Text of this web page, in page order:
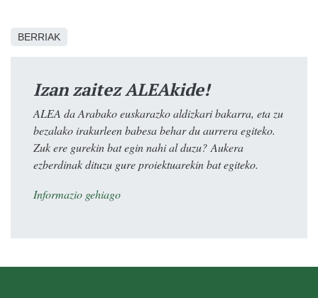
BERRIAK
Izan zaitez ALEAkide!
ALEA da Arabako euskarazko aldizkari bakarra, eta zu
bezalako irakurleen babesa behar du aurrera egiteko.
Zuk ere gurekin bat egin nahi al duzu? Aukera
ezberdinak dituzu gure proiektuarekin bat egiteko.
Informazio gehiago